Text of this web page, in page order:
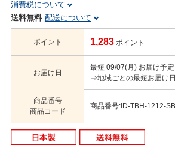
消費税について
送料無料 配送について
ポイント 1,283 ポイント
お届け日
最短 09/07(月) お届け予定
⇒地域ごとの最短お届け
商品番号
商品コード
商品番号:ID-TBH-1212-